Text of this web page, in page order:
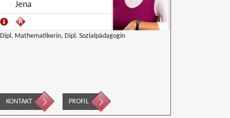
Jena
Dipl. Mathematikerin, Dipl. Sozialpädagogin
KONTAKT PROFIL